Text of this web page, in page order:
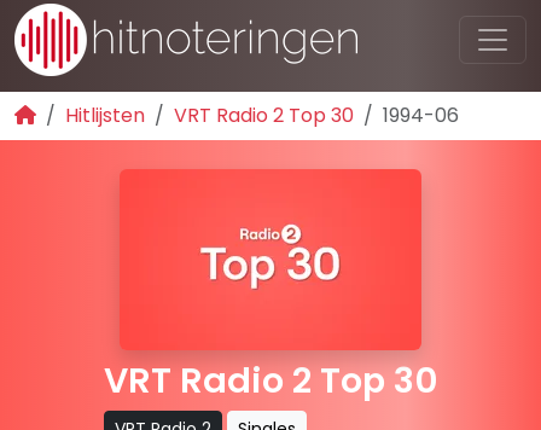
Hitlijsten VRT Radio 2 Top 30 1994-06
VRT Radio 2 Top 30